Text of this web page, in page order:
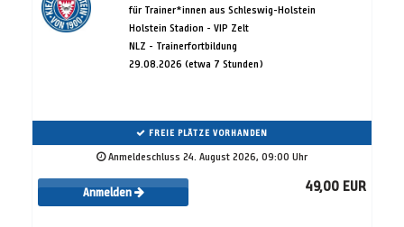
für Trainer*innen aus Schleswig-Holstein
Holstein Stadion - VIP Zelt
NLZ - Trainerfortbildung
29.08.2026 (etwa 7 Stunden)
FREIE PLÄTZE VORHANDEN
Anmeldeschluss 24. August 2026, 09:00 Uhr
Anmelden 49,00 EUR